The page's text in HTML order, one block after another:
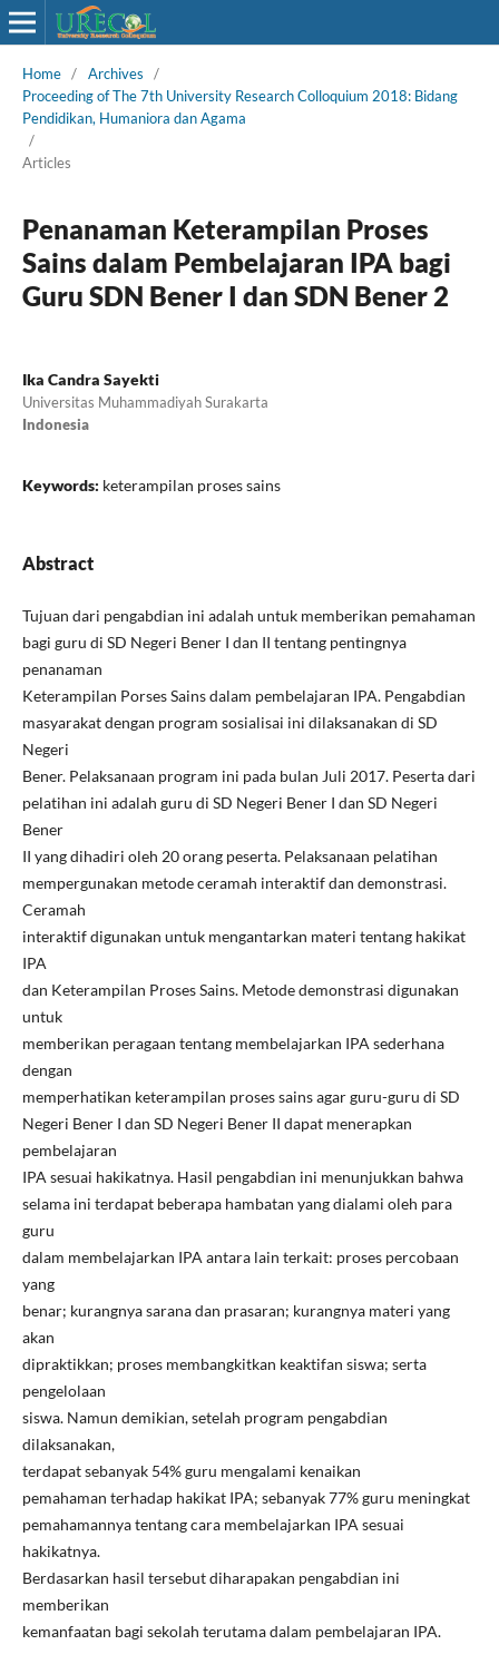
Home / Archives
/
Proceeding of The 7th University Research Colloquium 2018: Bidang
Pendidikan, Humaniora dan Agama
/
Articles
Penanaman Keterampilan Proses
Sains dalam Pembelajaran IPA bagi
Guru SDN Bener I dan SDN Bener 2
Ika Candra Sayekti
Universitas Muhammadiyah Surakarta
Indonesia
Keywords: keterampilan proses sains
Abstract
Tujuan dari pengabdian ini adalah untuk memberikan pemahaman
bagi guru di SD Negeri Bener I dan II tentang pentingnya
penanaman
Keterampilan Porses Sains dalam pembelajaran IPA. Pengabdian
masyarakat dengan program sosialisai ini dilaksanakan di SD
Negeri
Bener. Pelaksanaan program ini pada bulan Juli 2017. Peserta dari
pelatihan ini adalah guru di SD Negeri Bener I dan SD Negeri
Bener
II yang dihadiri oleh 20 orang peserta. Pelaksanaan pelatihan
mempergunakan metode ceramah interaktif dan demonstrasi.
Ceramah
interaktif digunakan untuk mengantarkan materi tentang hakikat
IPA
dan Keterampilan Proses Sains. Metode demonstrasi digunakan
untuk
memberikan peragaan tentang membelajarkan IPA sederhana
dengan
memperhatikan keterampilan proses sains agar guru-guru di SD
Negeri Bener I dan SD Negeri Bener II dapat menerapkan
pembelajaran
IPA sesuai hakikatnya. Hasil pengabdian ini menunjukkan bahwa
selama ini terdapat beberapa hambatan yang dialami oleh para
guru
dalam membelajarkan IPA antara lain terkait: proses percobaan
yang
benar; kurangnya sarana dan prasaran; kurangnya materi yang
akan
dipraktikkan; proses membangkitkan keaktifan siswa; serta
pengelolaan
siswa. Namun demikian, setelah program pengabdian
dilaksanakan,
terdapat sebanyak 54% guru mengalami kenaikan
pemahaman terhadap hakikat IPA; sebanyak 77% guru meningkat
pemahamannya tentang cara membelajarkan IPA sesuai
hakikatnya.
Berdasarkan hasil tersebut diharapakan pengabdian ini
memberikan
kemanfaatan bagi sekolah terutama dalam pembelajaran IPA.